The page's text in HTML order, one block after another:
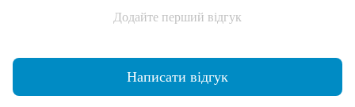
Додайте перший відгук
Написати відгук